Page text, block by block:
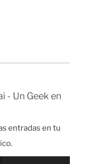
- Un Geek en
entradas en tu